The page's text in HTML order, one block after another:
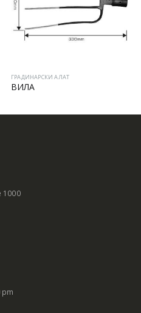
ГРАДИНАРСКИ АЛАТ
ВИЛА
1000
pm